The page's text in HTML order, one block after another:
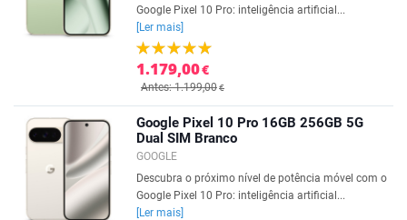
Google Pixel 10 Pro: inteligência artificial...
[Ler mais]
1.179,00€
Antes: 1.199,00€
Google Pixel 10 Pro 16GB 256GB 5G
Dual SIM Branco
GOOGLE
Descubra o próximo nível de potência móvel com o
Google Pixel 10 Pro: inteligência artificial...
[Ler mais]